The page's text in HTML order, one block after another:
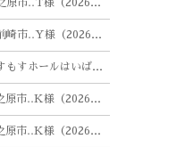
市‥T様（2026年4月）
市‥Y様（2026年5月）
ルはいばら・さがら・はまおかにて人形写真供養祭を開催しました（26年7月）
市‥K様（2026年3月）
市‥K様（2026年3月）